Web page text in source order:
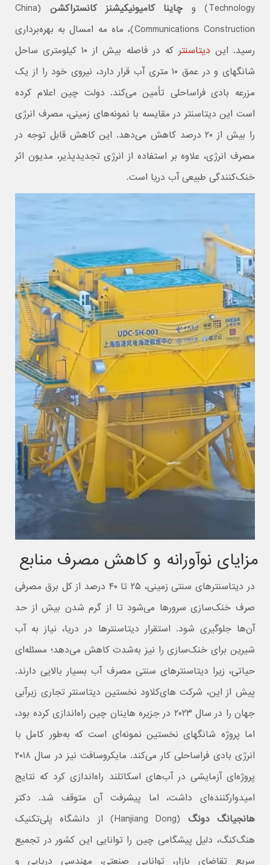
Technology) و
چاینا کامیونیکیشنز کانستراکشن
(China
Communications Construction)، ماه مه امسال به بهره‌برداری
رسید. این دیتاسنتر
که در فاصله بیش از ۱۰ کیلومتری ساحل
شانگهای و در عمق ۱۰ متری آب قرار دارد، نیروی خود را از یک
مزرعه بادی فراساحلی تأمین می‌کند. دولت چین اعلام کرده
است این دیتاسنتر در مقایسه با نمونه‌های زمینی، مصرف انرژی
را بیش از ۲۰ درصد کاهش می‌دهد. این کاهش قابل توجه در
مصرف انرژی، علاوه بر استفاده از انرژی تجدیدپذیر، مدیون اثر
خنک‌کنندگی طبیعی آب دریا است.
مزایای نوآورانه و کاهش مصرف منابع
در دیتاسنترهای سنتی زمینی، ۲۵ تا ۴۰ درصد از کل برق مصرفی
صرف خنک‌سازی سرورها می‌شود تا از گرم شدن بیش از حد
آن‌ها جلوگیری شود. استقرار دیتاسنترها در دریا، نیاز به آب
شیرین برای خنک‌سازی را نیز به‌شدت کاهش می‌دهد؛ مسئله‌ای
حیاتی، زیرا دیتاسنترهای سنتی مصرف آب بسیار بالایی دارند.
پیش از این، شرکت های‌کلاود نخستین دیتاسنتر تجاری زیرآبی
جهان را در سال ۲۰۲۳ در جزیره هاینان چین راه‌اندازی کرده بود،
اما پروژه شانگهای نخستین نمونه‌ای است که به‌طور کامل با
انرژی بادی فراساحلی کار می‌کند. مایکروسافت نیز در سال ۲۰۱۸
پروژه‌ای آزمایشی در آب‌های اسکاتلند راه‌اندازی کرد که نتایج
امیدوارکننده‌ای داشت، اما پیشرفت آن متوقف شد. دکتر
هانجیانگ دونگ
(Hanjiang Dong) از دانشگاه پلی‌تکنیک
هنگ‌کنگ، دلیل پیشگامی چین را توانایی این کشور در تجمیع
سریع تقاضای بازار، توانایی صنعتی، مهندسی دریایی و